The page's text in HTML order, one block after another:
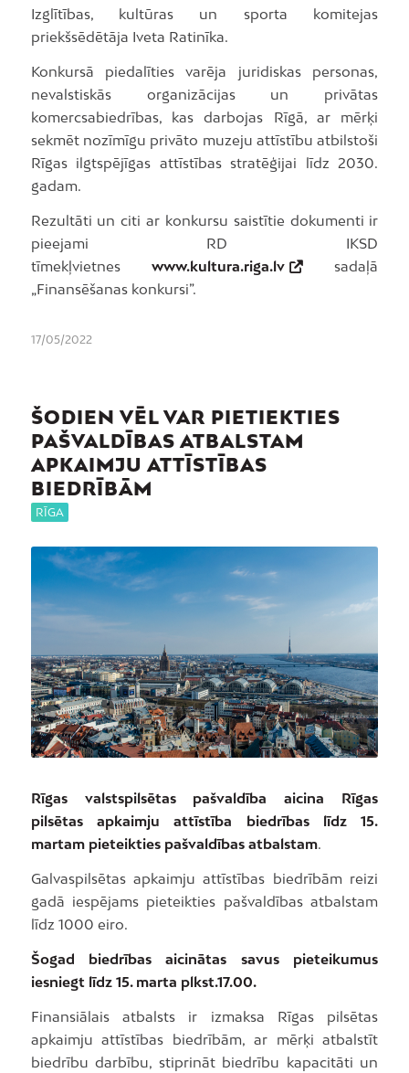
Izglītības, kultūras un sporta komitejas
priekšsēdētāja Iveta Ratinīka.
Konkursā piedalīties varēja juridiskas personas,
nevalstiskās organizācijas un privātas
komercsabiedrības, kas darbojas Rīgā, ar mērķi
sekmēt nozīmīgu privāto muzeju attīstību atbilstoši
Rīgas ilgtspējīgas attīstības stratēģijai līdz 2030.
gadam.
Rezultāti un citi ar konkursu saistītie dokumenti ir
pieejami RD IKSD
tīmekļvietnes www.kultura.riga.lv
sadaļā
„Finansēšanas konkursi”.
17/05/2022
ŠODIEN VĒL VAR PIETIEKTIES
PAŠVALDĪBAS ATBALSTAM
APKAIMJU ATTĪSTĪBAS
BIEDRĪBĀM
RĪGA
Rīgas valstspilsētas pašvaldība aicina Rīgas
pilsētas apkaimju attīstība biedrības līdz 15.
martam pieteikties pašvaldības atbalstam.
Galvaspilsētas apkaimju attīstības biedrībām reizi
gadā iespējams pieteikties pašvaldības atbalstam
līdz 1000 eiro.
Šogad biedrības aicinātas savus pieteikumus
iesniegt līdz 15. marta plkst.17.00.
Finansiālais atbalsts ir izmaksa Rīgas pilsētas
apkaimju attīstības biedrībām, ar mērķi atbalstīt
biedrību darbību, stiprināt biedrību kapacitāti un